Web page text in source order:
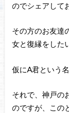
のでシェアして
その方のお友達
女と復縁をした
仮にA君という
それで、神戸の
のですが、この